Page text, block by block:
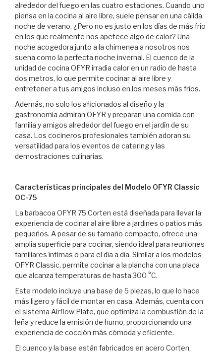
alrededor del fuego en las cuatro estaciones. Cuando uno
piensa en la cocina al aire libre, suele pensar en una cálida
noche de verano. ¿Pero no es justo en los días de más frío
en los que realmente nos apetece algo de calor? Una
noche acogedora junto a la chimenea a nosotros nos
suena como la perfecta noche invernal. El cuenco de la
unidad de cocina OFYR irradia calor en un radio de hasta
dos metros, lo que permite cocinar al aire libre y
entretener a tus amigos incluso en los meses más fríos.
Además, no solo los aficionados al diseño y la
gastronomía admiran OFYR y preparan una comida con
familia y amigos alrededor del fuego en el jardín de su
casa. Los cocineros profesionales también adoran su
versatilidad para los eventos de catering y las
demostraciones culinarias.
Características principales del Modelo OFYR Classic
OC-75
La barbacoa OFYR 75 Corten está diseñada para llevar la
experiencia de cocinar al aire libre a jardines o patios más
pequeños. A pesar de su tamaño compacto, ofrece una
amplia superficie para cocinar, siendo ideal para reuniones
familiares íntimas o para el día a día. Similar a los modelos
OFYR Classic, permite cocinar a la plancha con una placa
que alcanza temperaturas de hasta 300 °C.
Este modelo incluye una base de 5 piezas, lo que lo hace
más ligero y fácil de montar en casa. Además, cuenta con
el sistema Airflow Plate, que optimiza la combustión de la
leña y reduce la emisión de humo, proporcionando una
experiencia de cocción más cómoda y eficiente.
El cuenco y la base están fabricados en acero Corten,